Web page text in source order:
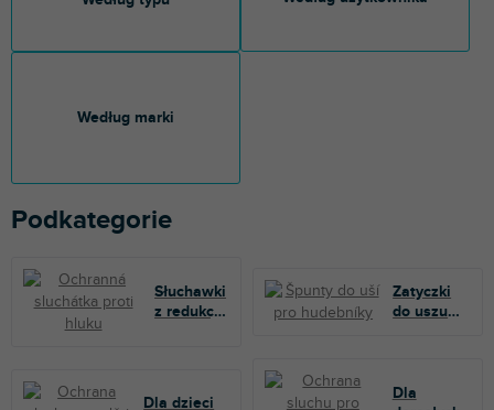
Według marki
Podkategorie
Słuchawki
z redukcją
Zatyczki
do uszu
Dla dzieci
Dla